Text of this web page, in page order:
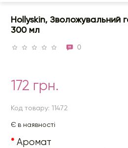
Hollyskin, Зволожувальний
300 мл
0
172 грн.
Код товару: 11472
Є в наявності
Аромат